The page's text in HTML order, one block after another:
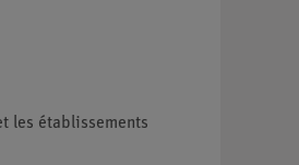
les établissements